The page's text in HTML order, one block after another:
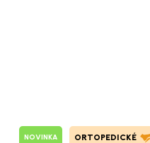
NOVINKA ORTOPEDICKÉ